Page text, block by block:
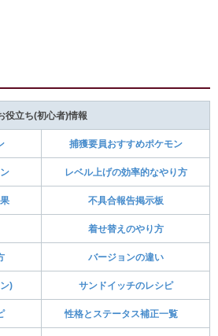
役立ち(初心者)情報
捕獲要員おすすめポケモン
レベル上げの効率的なやり方
不具合報告掲示板
着せ替えのやり方
バージョンの違い
) サンドイッチのレシピ
性格とステータス補正一覧